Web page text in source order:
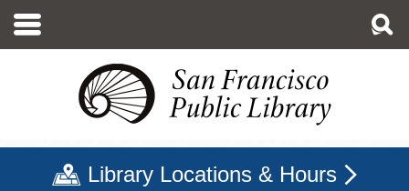
至
Library Locations & Hours